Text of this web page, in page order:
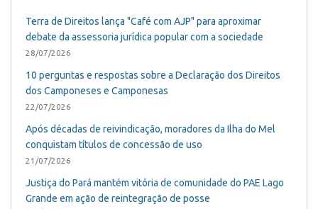
Terra de Direitos lança "Café com AJP" para aproximar
debate da assessoria jurídica popular com a sociedade
28/07/2026
10 perguntas e respostas sobre a Declaração dos Direitos
dos Camponeses e Camponesas
22/07/2026
Após décadas de reivindicação, moradores da Ilha do Mel
conquistam títulos de concessão de uso
21/07/2026
Justiça do Pará mantém vitória de comunidade do PAE Lago
Grande em ação de reintegração de posse